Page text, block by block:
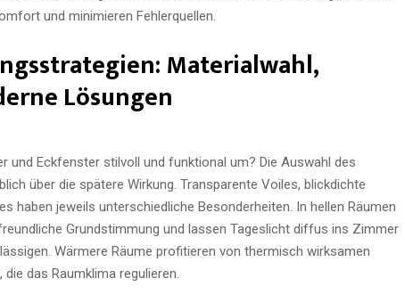
und minimieren Fehlerquellen.
Materialwahl,
Lösungen
und Eckfenster stilvoll und funktional um? Die Auswahl des
über die spätere Wirkung. Transparente Voiles, blickdichte
haben jeweils unterschiedliche Besonderheiten. In hellen Räumen
Grundstimmung und lassen Tageslicht diffus ins Zimmer
Wärmere Räume profitieren von thermisch wirksamen
das Raumklima regulieren.